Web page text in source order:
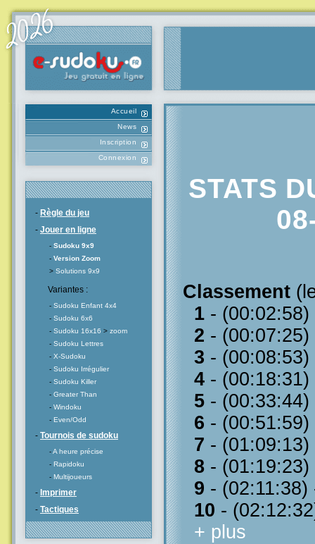
Accueil
News
Inscription
Connexion
- Règle du jeu
- Jouer en ligne
- Sudoku 9x9
- Version Zoom
> Solutions 9x9
Variantes :
- Sudoku Enfant 4x4
- Sudoku 6x6
- Sudoku 16x16 > zoom
- Sudoku Lettres
- X-Sudoku
- Sudoku Irrégulier
- Sudoku Killer
- Greater Than
- Windoku
- Even/Odd
- Tournois de sudoku
-A heure précise
- Rapidoku
- Multijoueurs
- Imprimer
- Tactiques
STATS
Classement
1 -
2 -
3 -
4 -
5 -
6 -
7 -
8 -
9 -
10 -
+ plus